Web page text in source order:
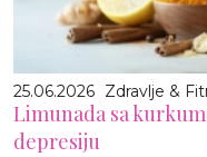
25.06.2026 Zdravlje &
Limunada sa
depresiju